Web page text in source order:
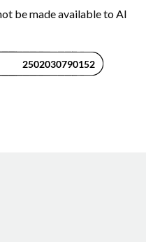
be made available to AI